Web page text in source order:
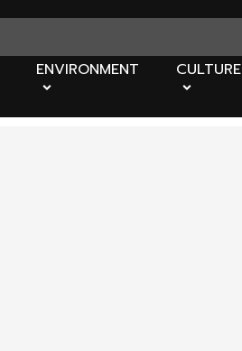
ENVIRONMENT CULTURE